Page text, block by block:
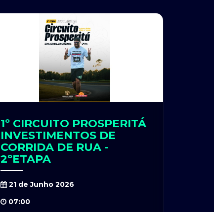
1º CIRCUITO PROSPERITÁ
INVESTIMENTOS DE
CORRIDA DE RUA -
2ºETAPA
21 de Junho 2026
07:00